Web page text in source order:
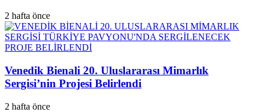
2 hafta önce
Venedik Bienali 20. Uluslararası Mimarlık
Sergisi’nin Projesi Belirlendi
2 hafta önce